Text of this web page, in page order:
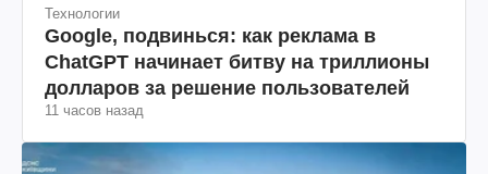
Технологии
Google, подвинься: как реклама в
ChatGPT начинает битву на триллионы
долларов за решение пользователей
11 часов назад